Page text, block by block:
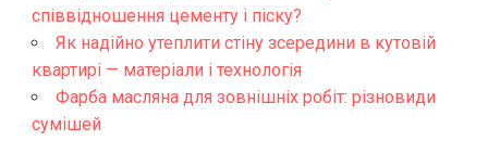
співвідношення цементу і піску?
Як надійно утеплити стіну зсередини в кутовій
квартирі — матеріали і технологія
Фарба масляна для зовнішніх робіт: різновиди
сумішей